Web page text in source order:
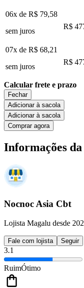
06x de R$ 79,58
sem juros
R$
07x de R$ 68,21
sem juros
R$
Calcular frete e prazo
Fechar
Adicionar à sacola
Adicionar à sacola
Comprar agora
Informações
Nocnoc Asia Cbt
Lojista Magalu desde
Fale com lojista Seguir
3.1
RuimÓtimo